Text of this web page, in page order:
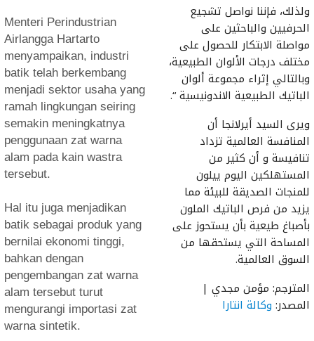
ولذلك، فإننا نواصل تشجيع
الحرفيين والباحثين على
مواصلة الابتكار للحصول على
مختلف درجات الألوان الطبيعية،
وبالتالي إثراء مجموعة ألوان
الباتيك الطبيعية الاندونيسية “.
ويرى السيد أيرلانجا أن
المنافسة العالمية تزداد
تنافيسة و أن كثير من
المستهلكين اليوم ييلون
للمنجات الصديقة للبيئة مما
يزيد من فرص الباتيك الملون
بأصباغ طيعية بأن يستحوز على
المساحة التي يستحقها من
السوق العالمية.
المترجم: مؤمن مجدي |
المصدر: وكالة انتارا
Menteri Perindustrian
Airlangga Hartarto
menyampaikan, industri
batik telah berkembang
menjadi sektor usaha yang
ramah lingkungan seiring
semakin meningkatnya
penggunaan zat warna
alam pada kain wastra
tersebut.
Hal itu juga menjadikan
batik sebagai produk yang
bernilai ekonomi tinggi,
bahkan dengan
pengembangan zat warna
alam tersebut turut
mengurangi importasi zat
warna sintetik.